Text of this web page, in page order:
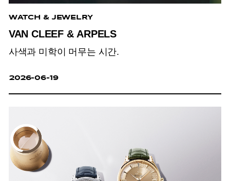
WATCH & JEWELRY
VAN CLEEF & ARPELS
사색과 미학이 머무는 시간.
2026-06-19